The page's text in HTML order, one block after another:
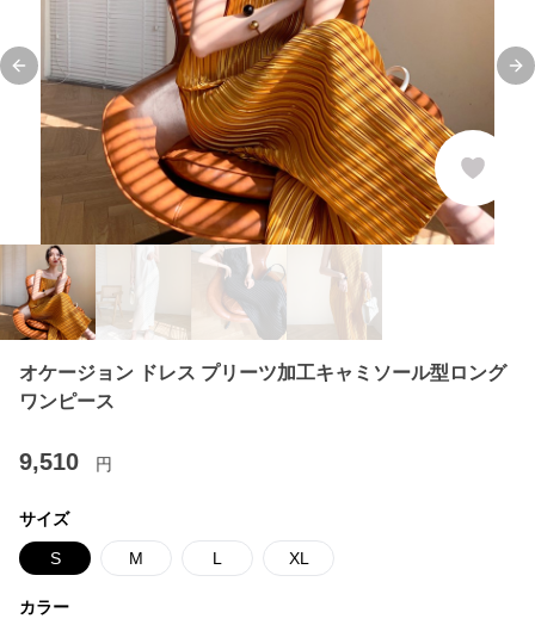
Previous slide
オケージョン ドレス プリーツ加工キャミソール型ロング
ワンピース
9,510 円
サイズ
S M L XL
カラー